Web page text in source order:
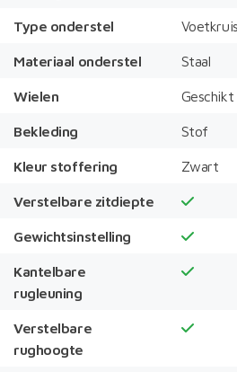
Type onderstel Voetkruis
Materiaal onderstel Staal
Wielen
Bekleding Stof
Kleur stoffering Zwart
Verstelbare zitdiepte
Gewichtsinstelling
Kantelbare
rugleuning
Verstelbare
rughoogte